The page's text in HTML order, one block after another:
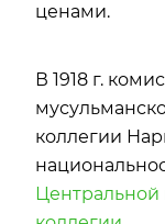
ценами.
В 1918 г.
коллегии